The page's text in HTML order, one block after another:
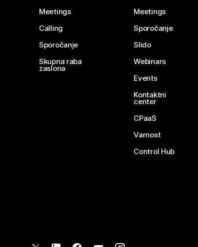
Meetings
Calling
Sporočanje
Skupna raba
zaslona
Meetings
Sporočanje
Slido
Webinars
Events
Kontaktni
center
CPaaS
Varnost
Control Hub